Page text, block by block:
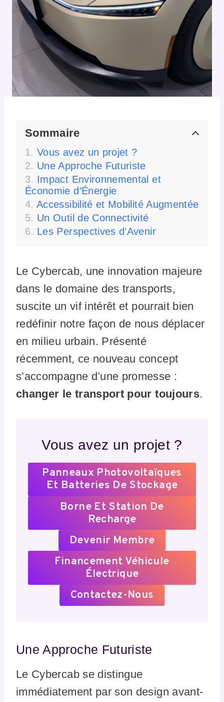
Sommaire
Vous avez un projet ?
Une Approche Futuriste
Impact Environnemental et
Économie d’Énergie
Accessibilité et Mobilité Augmentée
Un Outil de Connectivité
Les Perspectives d’Avenir
Le Cybercab, une innovation majeure
dans le domaine des transports,
suscite un vif intérêt et pourrait bien
redéfinir notre façon de nous déplacer
en milieu urbain. Présenté
récemment, ce nouveau concept
s’accompagne d’une promesse :
changer le transport pour toujours.
Vous avez un projet ?
Panneaux Photovoltaïques
Et Batteries De Stockage
Borne Et Station De
Recharge
Devenir Membre
Financement Véhicule
Électrique
Contactez-Nous
Une Approche Futuriste
Le Cybercab se distingue
immédiatement par son design avant-